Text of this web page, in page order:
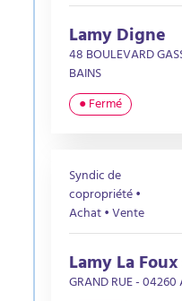
Lamy Digne
48 BOULEVARD
BAINS
● Fermé
Syndic de
copropriété •
Achat • Vente
Lamy La
GRAND RUE - 04260